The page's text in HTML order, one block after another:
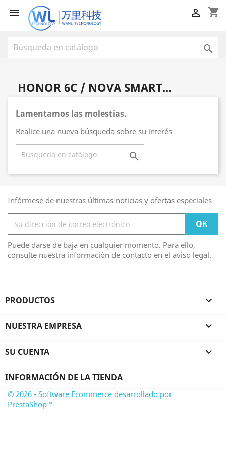
 shopping_cart


HONOR 6C / NOVA SMART...
Lamentamos las molestias.
Realice una nueva búsqueda sobre su interés

Infórmese de nuestras últimas noticias y ofertas especiales
Puede darse de baja en cualquier momento. Para ello,
consulte nuestra información de contacto en el aviso legal.
PRODUCTOS 
NUESTRA EMPRESA 
SU CUENTA 
INFORMACIÓN DE LA TIENDA
© 2026 - Software Ecommerce desarrollado por
PrestaShop™